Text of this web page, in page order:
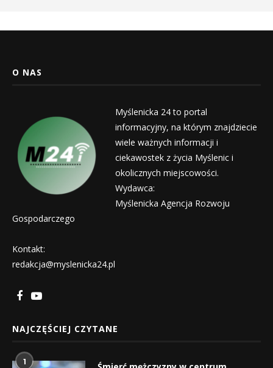
O NAS
Myślenicka 24 to portal
informacyjny, na którym znajdziecie
wiele ważnych informacji i
ciekawostek z życia Myślenic i
okolicznych miejscowości.
Wydawca:
Myślenicka Agencja Rozwoju
Gospodarczego
Kontakt:
redakcja@myslenicka24.pl
NAJCZĘŚCIEJ CZYTANE
1